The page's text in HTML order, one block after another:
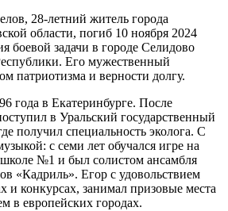
28-летний житель города
области, погиб 10 ноября 2024
боевой задачи в городе Селидово
Его мужественный
патриотизма и верности долгу.
года в Екатеринбурге. После
в Уральский государственный
получил специальность эколога. С
с семи лет обучался игре на
школе №1 и был солистом ансамбля
«Кадриль». Егор с удовольствием
и конкурсах, занимал призовые места
в европейских городах.